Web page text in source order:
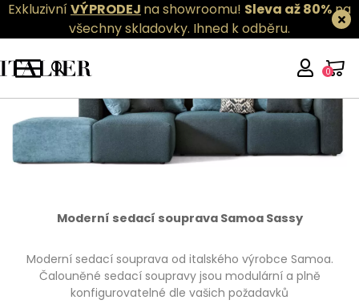
ExkluzivníVÝPRODEJ na showroomu! Sleva až 80%na
všechny skladovky. Ihned k odběru.
0
Moderní sedací souprava Samoa Sassy
Moderní sedací souprava od italského výrobce Samoa.
Čalouněné sedací soupravy jsou modulární a plně
konfigurovatelné dle vašich požadavků